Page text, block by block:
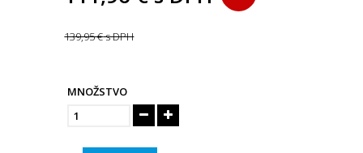
139,95 €s DPH
MNOŽSTVO